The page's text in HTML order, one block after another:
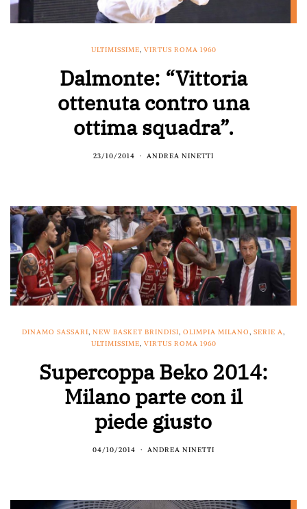
ULTIMISSIME, VIRTUS ROMA 1960
Dalmonte: “Vittoria
ottenuta contro una
ottima squadra”.
23/10/2014 ANDREA NINETTI
DINAMO SASSARI, NEW BASKET BRINDISI, OLIMPIA MILANO, SERIE A,
ULTIMISSIME, VIRTUS ROMA 1960
Supercoppa Beko 2014:
Milano parte con il
piede giusto
04/10/2014 ANDREA NINETTI